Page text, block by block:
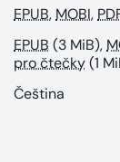
EPUB, MOBI,
EPUB (3 MiB),
pro čtečky(1
Čeština